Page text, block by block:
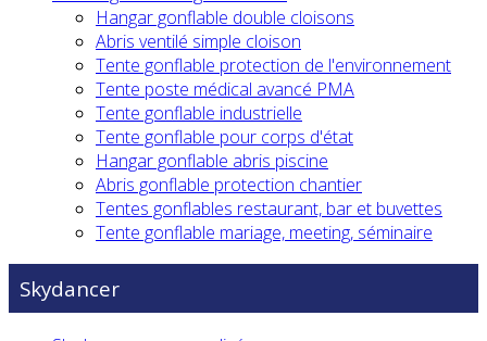
Hangar gonflable double cloisons
Abris ventilé simple cloison
Tente gonflable protection de l'environnement
Tente poste médical avancé PMA
Tente gonflable industrielle
Tente gonflable pour corps d'état
Hangar gonflable abris piscine
Abris gonflable protection chantier
Tentes gonflables restaurant, bar et buvettes
Tente gonflable mariage, meeting, séminaire
Skydancer